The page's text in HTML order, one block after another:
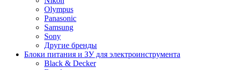
Olympus
Panasonic
Samsung
Sony
Другие бренды
Блоки питания и ЗУ для электроинструмента
Black & Decker